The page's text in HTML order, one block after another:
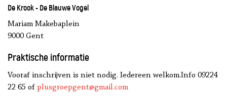
De Krook - De Blauwe Vogel
Mariam Makebaplein
9000 Gent
Praktische informatie
Vooraf inschrijven is niet nodig. Iedereen welkom.Info 09224
22 65 of plusgroepgent@gmail.com